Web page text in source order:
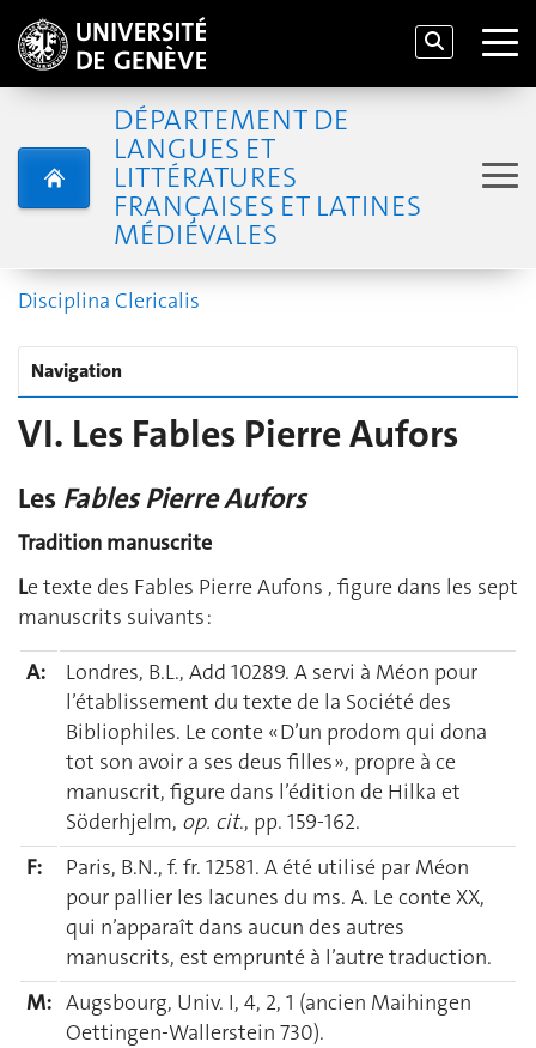
DÉPARTEMENT DE
LANGUES ET
LITTÉRATURES
FRANÇAISES ET LATINES
MÉDIÉVALES
Disciplina Clericalis
Navigation
VI. Les Fables Pierre Aufors
LesFables Pierre Aufors
Tradition manuscrite
Le texte des Fables Pierre Aufons , figure dans les sept
manuscrits suivants :
A:
Londres, B.L., Add 10289. A servi à Méon pour
l’établissement du texte de la Société des
Bibliophiles. Le conte « D’un prodom qui dona
tot son avoir a ses deus filles », propre à ce
manuscrit, figure dans l’édition de Hilka et
Söderhjelm, op. cit., pp. 159-162.
F:
Paris, B.N., f. fr. 12581. A été utilisé par Méon
pour pallier les lacunes du ms. A. Le conte XX,
qui n’apparaît dans aucun des autres
manuscrits, est emprunté à l’autre traduction.
M: Augsbourg, Univ. I, 4, 2, 1 (ancien Maihingen
Oettingen-Wallerstein 730).